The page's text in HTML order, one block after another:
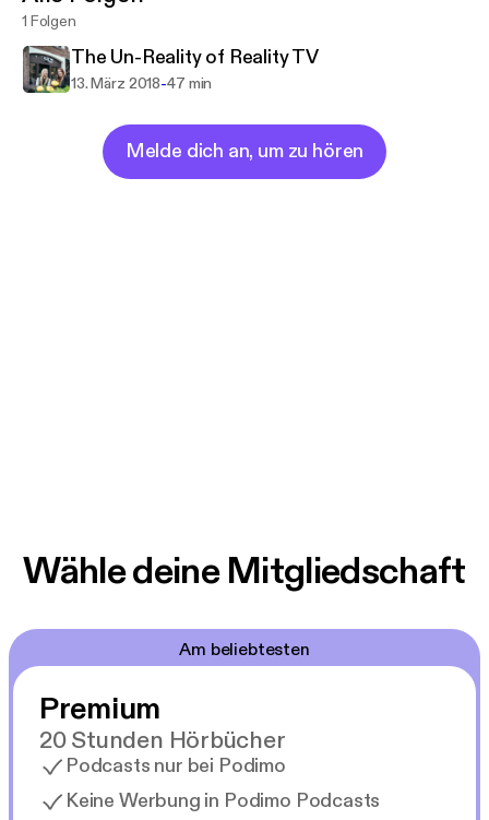
1 Folgen
The Un-Reality of Reality TV
13. März 2018-47 min
Melde dich an, um zu hören
Wähle deine Mitgliedschaft
Am beliebtesten
Premium
20 Stunden Hörbücher
Podcasts nur bei Podimo
Keine Werbung in Podimo Podcasts